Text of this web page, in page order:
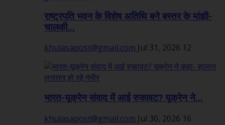
राष्ट्रपति भवन के विशेष अतिथि बने बस्तर के मांझी-
चालकी...
khulasapost@gmail.com Jul 31, 2026 12
भारत-यूक्रेन संवाद में आई रुकावट? यूक्रेन ने...
khulasapost@gmail.com Jul 30, 2026 16